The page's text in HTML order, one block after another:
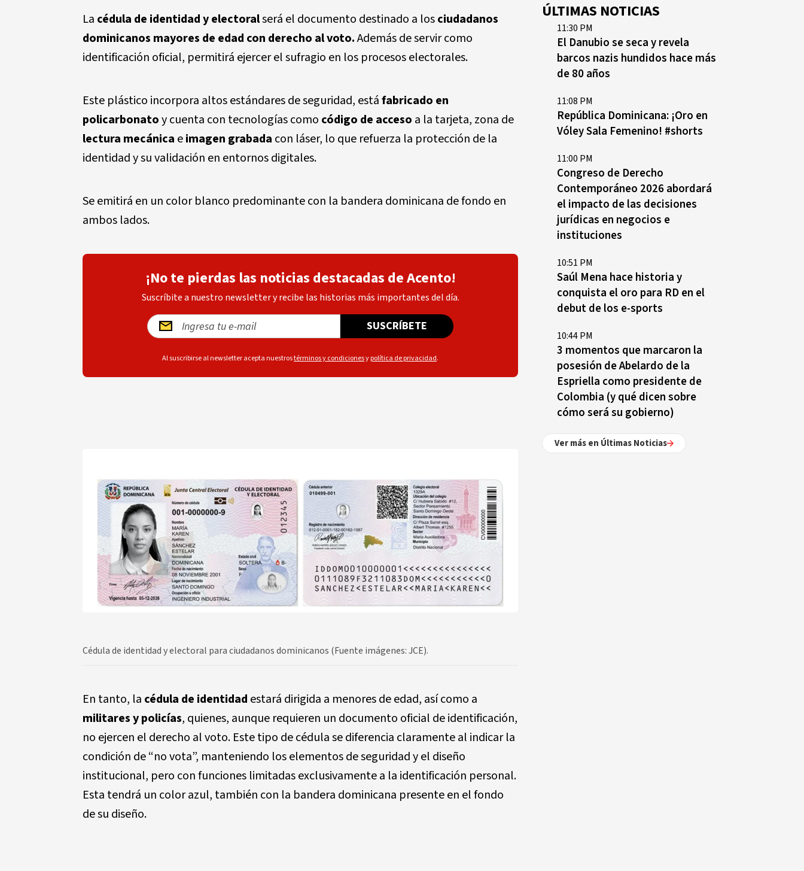
La cédula de identidad y electoralserá el documento destinado a losciudadanos
dominicanos mayores de edad con derecho al voto.Además de servir como
identificación oficial, permitirá ejercer el sufragio en los procesos electorales.
Este plástico incorpora altos estándares de seguridad, estáfabricado en
policarbonatoy cuenta con tecnologías como código de acceso a la tarjeta, zona de
lectura mecánica eimagen grabada con láser, lo que refuerza la protección de la
identidad y su validación en entornos digitales.
Se emitirá en un color blanco predominante con la bandera dominicana de fondo en
ambos lados.
¡No te pierdas las noticias destacadas de Acento!
Suscríbite a nuestro newsletter y recibe las historias más importantes del día.
SUSCRÍBETE
Al suscribirse al newsletter acepta nuestrostérminos y condicionesypolítica de privacidad.
Cédula de identidad y electoral para ciudadanos dominicanos (Fuente imágenes: JCE).
En tanto, la cédula de identidad estará dirigida a menores de edad, así como a
militares y policías, quienes, aunque requieren un documento oficial de identificación,
no ejercen el derecho al voto. Este tipo de cédula se diferencia claramente al indicar la
condición de “no vota”, manteniendo los elementos de seguridad y el diseño
institucional, pero con funciones limitadas exclusivamente a la identificación personal.
Esta tendrá un color azul, también con la bandera dominicana presente en el fondo
de su diseño.
ÚLTIMAS NOTICIAS
11:30 PM
El Danubio se seca y revela
barcos nazis hundidos hace más
de 80 años
11:08 PM
República Dominicana: ¡Oro en
Vóley Sala Femenino! #shorts
11:00 PM
Congreso de Derecho
Contemporáneo 2026 abordará
el impacto de las decisiones
jurídicas en negocios e
instituciones
10:51 PM
Saúl Mena hace historia y
conquista el oro para RD en el
debut de los e-sports
10:44 PM
3 momentos que marcaron la
posesión de Abelardo de la
Espriella como presidente de
Colombia (y qué dicen sobre
cómo será su gobierno)
Ver más en Últimas Noticias